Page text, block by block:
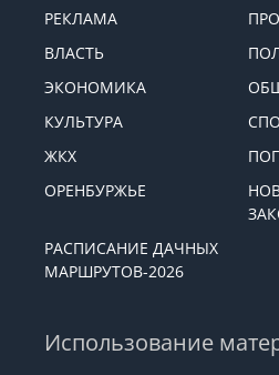
РЕКЛАМА
ВЛАСТЬ
ЭКОНОМИКА
КУЛЬТУРА
ЖКХ
ОРЕНБУРЖЬЕ
РАСПИСАНИЕ ДАЧНЫХ
МАРШРУТОВ-2026
Использование